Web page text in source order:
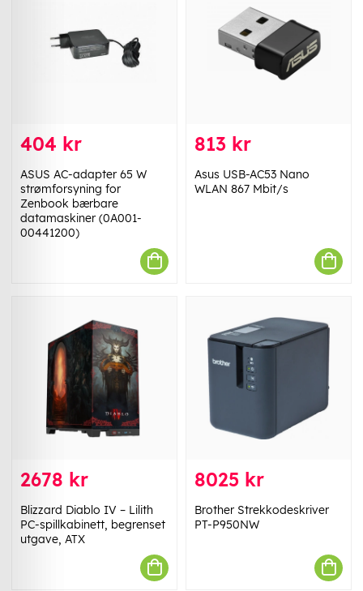
404 kr
ASUS AC-adapter 65 W
strømforsyning for
Zenbook bærbare
datamaskiner (0A001-
00441200)
813 kr
Asus USB-AC53 Nano
WLAN 867 Mbit/s
2678 kr
Blizzard Diablo IV – Lilith
PC-spillkabinett, begrenset
utgave, ATX
8025 kr
Brother Strekkodeskriver
PT-P950NW